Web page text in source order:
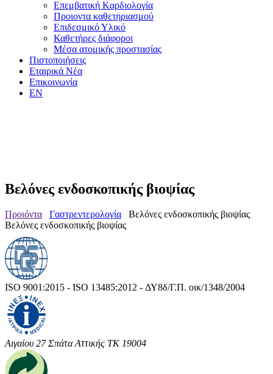
Επεμβατική Kαρδιολογία
Προιοντα καθετηριασμού
Επιδεσμικό Υλικό
Καθετήρες διάφοροι
Μέσα ατομικής προστασίας
Πιστοποιήσεις
Εταιρικά Νέα
Επικοινωνία
EN
Βελόνες ενδοσκοπικής βιοψίας
Προιόντα Γαστρεντερολογία
Βελόνες ενδοσκοπικής βιοψίας
Βελόνες ενδοσκοπικής βιοψίας
ISO 9001:2015 - ISO 13485:2012 - ΔΥ8δ/Γ.Π. οικ/1348/2004
Αιγαίου 27 Σπάτα Αττικής ΤΚ 19004